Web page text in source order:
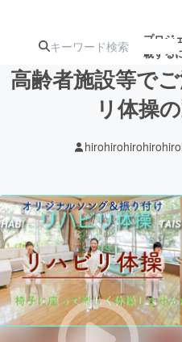
プロジ
載する
ターン
ジェクト
アート・写真
テクノロジー・ガジ
映像・映画
高齢者施設等で
リ体操